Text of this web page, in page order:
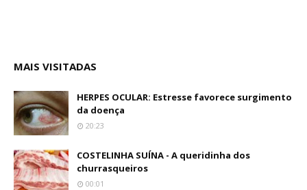
MAIS VISITADAS
HERPES OCULAR: Estresse favorece surgimento
da doença
20:23
COSTELINHA SUÍNA - A queridinha dos
churrasqueiros
00:01